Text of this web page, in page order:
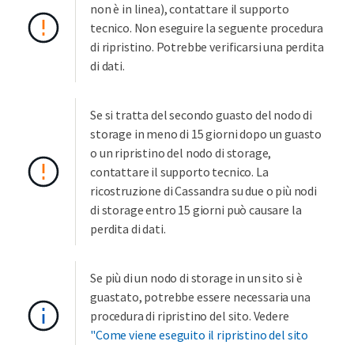
non è in linea), contattare il supporto
tecnico. Non eseguire la seguente procedura
di ripristino. Potrebbe verificarsi una perdita
di dati.
Se si tratta del secondo guasto del nodo di
storage in meno di 15 giorni dopo un guasto
o un ripristino del nodo di storage,
contattare il supporto tecnico. La
ricostruzione di Cassandra su due o più nodi
di storage entro 15 giorni può causare la
perdita di dati.
Se più di un nodo di storage in un sito si è
guastato, potrebbe essere necessaria una
procedura di ripristino del sito. Vedere
"Come viene eseguito il ripristino del sito